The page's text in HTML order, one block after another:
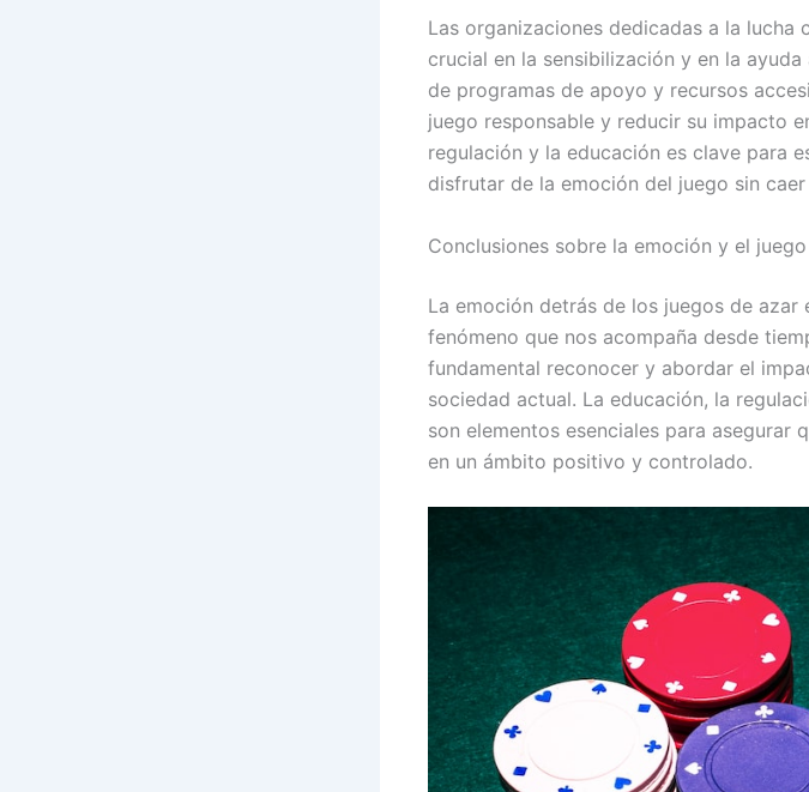
Las organizaciones dedicadas a la
crucial en la sensibilización y en la
de programas de apoyo y recursos
juego responsable y reducir su impacto
regulación y la educación es clave para
disfrutar de la emoción del juego sin
Conclusiones sobre la emoción y el
La emoción detrás de los juegos de azar
fenómeno que nos acompaña desde
fundamental reconocer y abordar el
sociedad actual. La educación, la
son elementos esenciales para asegurar
en un ámbito positivo y controlado.